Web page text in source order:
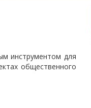
инструментом для
общественного